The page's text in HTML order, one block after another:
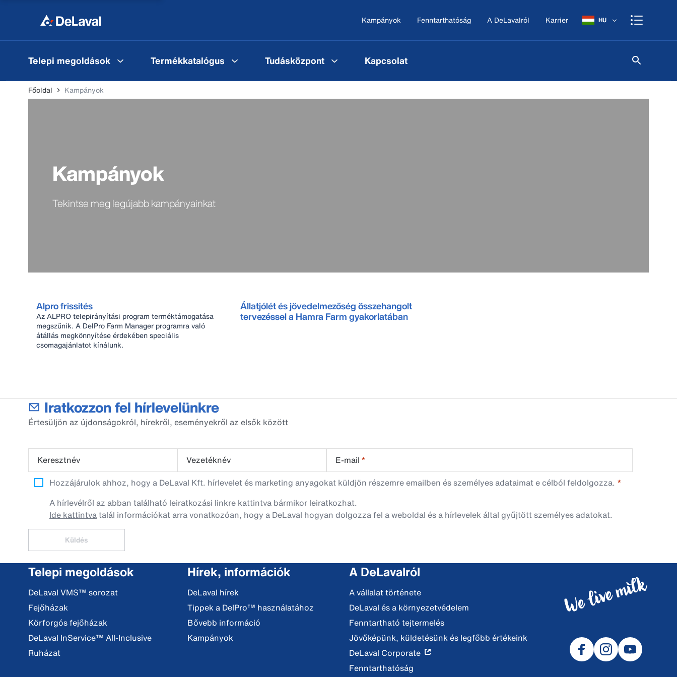
Kampányok Fenntarthatóság A DeLavalról Karrier HU
Telepi megoldások Termékkatalógus Tudásközpont Kapcsolat
Főoldal Kampányok
Kampányok
Tekintse meg legújabb kampányainkat
Alpro frissités
Az ALPRO telepirányítási program terméktámogatása
megszűnik. A DelPro Farm Manager programra való
átállás megkönnyítése érdekében speciális
csomagajánlatot kínálunk.
Állatjólét és jövedelmezőség összehangolt
tervezéssel a Hamra Farm gyakorlatában
Iratkozzon fel hírlevelünkre
Értesüljön az újdonságokról, hírekről, eseményekről az elsők között
Keresztnév Vezetéknév E-mail *
Hozzájárulok ahhoz, hogy a DeLaval Kft. hírlevelet és marketing anyagokat küldjön részemre emailben és személyes adataimat e célból feldolgozza.
A hírlevélről az abban található leiratkozási linkre kattintva bármikor leiratkozhat.
Ide kattintvatalál információkat arra vonatkozóan, hogy a DeLaval hogyan dolgozza fel a weboldal és a hírlevelek által gyűjtött személyes adatokat.
Küldés
Telepi megoldások
DeLaval VMS™ sorozat
Fejőházak
Körforgós fejőházak
DeLaval InService™ All-Inclusive
Ruházat
Hírek, információk
DeLaval hírek
Tippek a DelPro™ használatához
Bővebb információ
Kampányok
A DeLavalról
A vállalat története
DeLaval és a környezetvédelem
Fenntartható tejtermelés
Jövőképünk, küldetésünk és legfőbb értékeink
DeLaval Corporate
Fenntarthatóság